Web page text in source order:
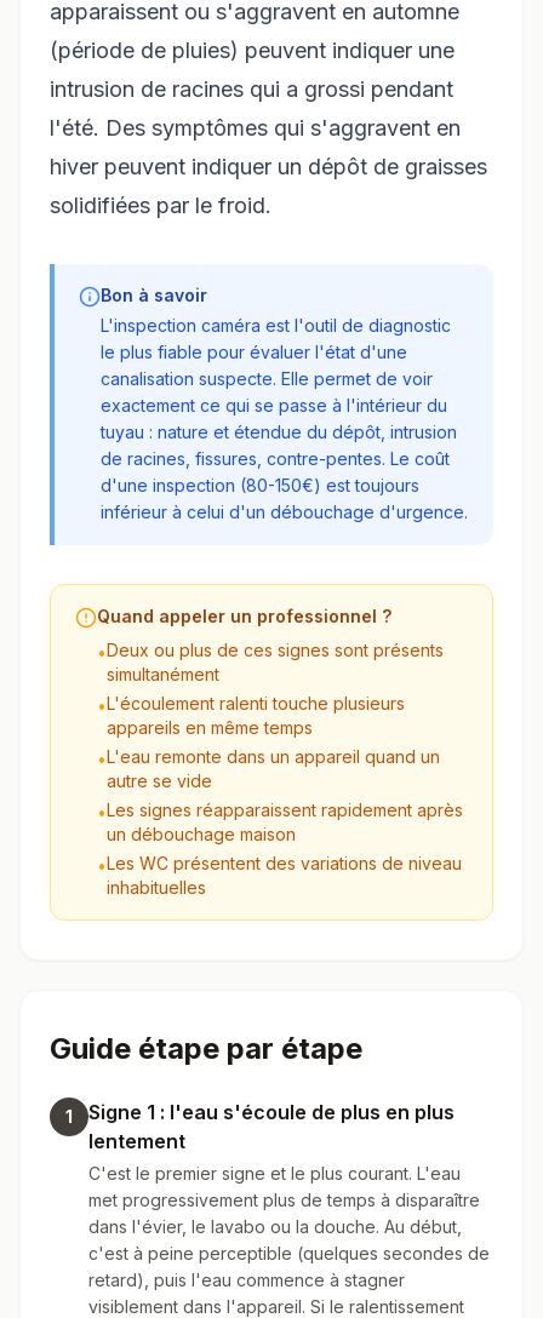
apparaissent ou s'aggravent en automne
(période de pluies) peuvent indiquer une
intrusion de racines qui a grossi pendant
l'été. Des symptômes qui s'aggravent en
hiver peuvent indiquer un dépôt de graisses
solidifiées par le froid.
Bon à savoir
L'inspection caméra est l'outil de diagnostic
le plus fiable pour évaluer l'état d'une
canalisation suspecte. Elle permet de voir
exactement ce qui se passe à l'intérieur du
tuyau : nature et étendue du dépôt, intrusion
de racines, fissures, contre-pentes. Le coût
d'une inspection (80-150€) est toujours
inférieur à celui d'un débouchage d'urgence.
Quand appeler un professionnel ?
•Deux ou plus de ces signes sont présents
simultanément
•L'écoulement ralenti touche plusieurs
appareils en même temps
•L'eau remonte dans un appareil quand un
autre se vide
•Les signes réapparaissent rapidement après
un débouchage maison
•Les WC présentent des variations de niveau
inhabituelles
Guide étape par étape
1
Signe 1 : l'eau s'écoule de plus en plus
lentement
C'est le premier signe et le plus courant. L'eau
met progressivement plus de temps à disparaître
dans l'évier, le lavabo ou la douche. Au début,
c'est à peine perceptible (quelques secondes de
retard), puis l'eau commence à stagner
visiblement dans l'appareil. Si le ralentissement